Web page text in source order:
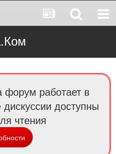
работает в
доступны
чтения